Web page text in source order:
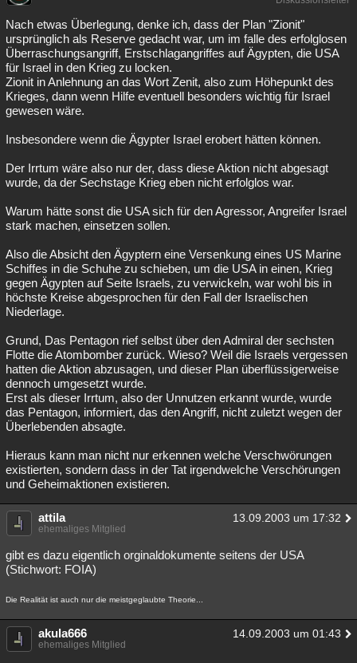
Nach etwas Überlegung, denke ich, dass der Plan "Zionit"
ursprünglich als Reserve gedacht war, um im falle des erfolglosen
Überraschungsangriff, Erstschlagangriffes auf Ägypten, die USA
für Israel in den Krieg zu locken.
Zionit in Anlehnung an das Wort Zenit, also zum Höhepunkt des
Krieges, dann wenn Hilfe eventuell besonders wichtig für Israel
gewesen wäre.
Insbesondere wenn die Ägypter Israel erobert hätten können.
Der Irrtum wäre also nur der, dass diese Aktion nicht abgesagt
wurde, da der Sechstage Krieg eben nicht erfolglos war.
Warum hätte sonst die USA sich für den Agressor, Angreifer Israel
stark machen, einsetzen sollen.
Also die Absicht den Ägyptern eine Versenkung eines US Marine
Schiffes in die Schuhe zu schieben, um die USA in einen, Krieg
gegen Ägypten auf Seite Israels, zu verwickeln, war wohl bis in
höchste Kreise abgesprochen für den Fall der Israelischen
Niederlage.
Grund, Das Pentagon rief selbst über den Admiral der sechsten
Flotte die Atombomber zurück. Wieso? Weil die Israels vergessen
hatten die Aktion abzusagen, und dieser Plan überflüssigerweise
dennoch umgesetzt wurde.
Erst als dieser Irrtum, also der Unnutzen erkannt wurde, wurde
das Pentagon, informiert, das den Angriff, nicht zuletzt wegen der
Überlebenden absagte.
Hieraus kann man nicht nur erkennen welche Verschwörungen
existierten, sondern dass in der Tat irgendwelche Verschörungen
und Geheimaktionen existieren.
attila 13.09.2003 um 17:32
ehemaliges Mitglied
gibt es dazu eigentlich orginaldokumente seitens der USA
(Stichwort: FOIA)
Die Realität ist auch nur die meistgeglaubte Theorie...
akula666 14.09.2003 um 01:43
ehemaliges Mitglied